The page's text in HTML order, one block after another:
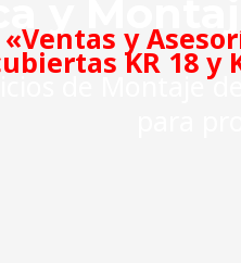
«Ventas y
KR 18
de Montaje
para